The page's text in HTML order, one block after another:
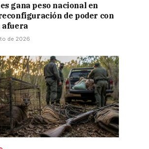
gana peso nacional en
de poder con
afuera
de 2026